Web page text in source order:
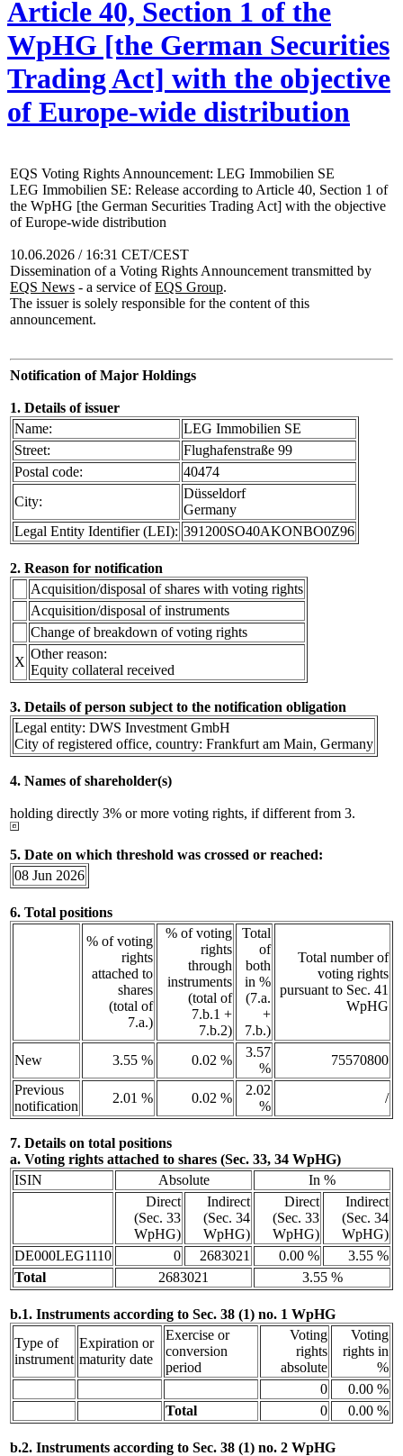
Article 40, Section 1 of the
WpHG [the German Securities
Trading Act] with the objective
of Europe-wide distribution
EQS Voting Rights Announcement: LEG Immobilien SE
LEG Immobilien SE: Release according to Article 40, Section 1 of
the WpHG [the German Securities Trading Act] with the objective
of Europe-wide distribution
10.06.2026 / 16:31 CET/CEST
Dissemination of a Voting Rights Announcement transmitted by
EQS News - a service ofEQS Group.
The issuer is solely responsible for the content of this
announcement.
Notification of Major Holdings
1. Details of issuer
Name:
LEG Immobilien SE
Street:
Flughafenstraße 99
Postal code:
40474
City:
Düsseldorf
Germany
Legal Entity Identifier (LEI): 391200SO40AKONBO0Z96
2. Reason for notification
Acquisition/disposal of shares with voting rights
Acquisition/disposal of instruments
Change of breakdown of voting rights
X
Other reason:
Equity collateral received
3. Details of person subject to the notification obligation
Legal entity: DWS Investment GmbH
City of registered office, country: Frankfurt am Main, Germany
4. Names of shareholder(s)
holding directly 3% or more voting rights, if different from 3.
5. Date on which threshold was crossed or reached:
08 Jun 2026
6. Total positions
% of voting
rights
attached to
shares
(total of
7.a.)
% of voting
rights
through
instruments
(total of
7.b.1 +
7.b.2)
Total
of
both
in %
(7.a.
+
7.b.)
Total number of
voting rights
pursuant to Sec. 41
WpHG
New 3.55 % 0.02 %
3.57
%
75570800
Previous
notification
2.01 % 0.02 %
2.02
%
/
7. Details on total positions
a. Voting rights attached to shares (Sec. 33, 34 WpHG)
ISIN
Absolute
In %
Direct
(Sec. 33
WpHG)
Indirect
(Sec. 34
WpHG)
Direct
(Sec. 33
WpHG)
Indirect
(Sec. 34
WpHG)
DE000LEG1110
0 2683021 0.00 %
3.55 %
Total
2683021 3.55 %
b.1. Instruments according to Sec. 38 (1) no. 1 WpHG
Type of
instrument
Expiration or
maturity date
Exercise or
conversion
period
Voting
rights
absolute
Voting
rights in
%
0
0.00 %
Total
0 0.00 %
b.2. Instruments according to Sec. 38 (1) no. 2 WpHG